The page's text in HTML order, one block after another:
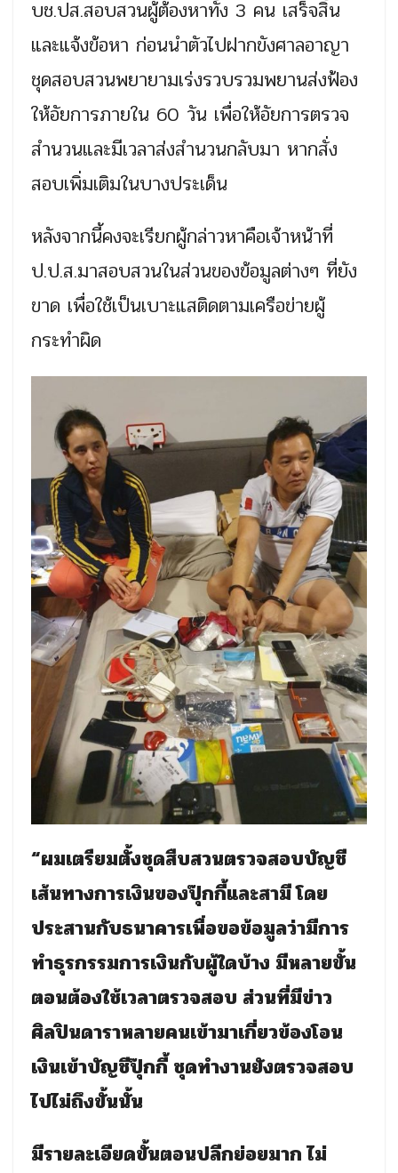
บช.ปส.สอบสวนผู้ต้องหาทั้ง 3 คน เสร็จสิ้น
และแจ้งข้อหา ก่อนนำตัวไปฝากขังศาลอาญา
ชุดสอบสวนพยายามเร่งรวบรวมพยานส่งฟ้อง
ให้อัยการภายใน 60 วัน เพื่อให้อัยการตรวจ
สำนวนและมีเวลาส่งสำนวนกลับมา หากสั่ง
สอบเพิ่มเติมในบางประเด็น
หลังจากนี้คงจะเรียกผู้กล่าวหาคือเจ้าหน้าที่
ป.ป.ส.มาสอบสวนในส่วนของข้อมูลต่างๆ ที่ยัง
ขาด เพื่อใช้เป็นเบาะแสติดตามเครือข่ายผู้
กระทำผิด
“ผมเตรียมตั้งชุดสืบสวนตรวจสอบบัญชี
เส้นทางการเงินของปุ๊กกี้และสามี โดย
ประสานกับธนาคารเพื่อขอข้อมูลว่ามีการ
ทำธุรกรรมการเงินกับผู้ใดบ้าง มีหลายขั้น
ตอนต้องใช้เวลาตรวจสอบ ส่วนที่มีข่าว
ศิลปินดาราหลายคนเข้ามาเกี่ยวข้องโอน
เงินเข้าบัญชีปุ๊กกี้ ชุดทำงานยังตรวจสอบ
ไปไม่ถึงขั้นนั้น
มีรายละเอียดขั้นตอนปลีกย่อยมาก ไม่